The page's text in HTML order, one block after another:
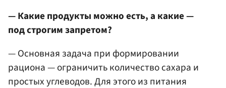
— Какие продукты можно есть, а какие —
под строгим запретом?
— Основная задача при формировании
рациона — ограничить количество сахара и
простых углеводов. Для этого из питания